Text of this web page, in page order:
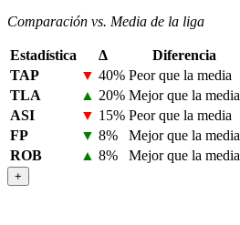
Comparación vs. Media de la liga
Estadística Δ
Diferencia
TAP
▼ 40% Peor que la media
TLA
▲ 20% Mejor que la media
ASI
▼ 15% Peor que la media
FP
▼ 8%
Mejor que la media
ROB
▲ 8% Mejor que la media
+